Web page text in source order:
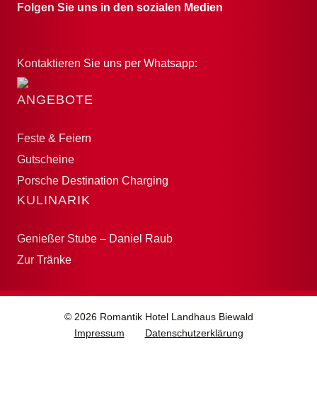
Folgen Sie uns in den sozialen Medien
Kontaktieren Sie uns per Whatsapp:
ANGEBOTE
Feste & Feiern
Gutscheine
Porsche Destination Charging
KULINARIK
Genießer Stube – Daniel Raub
Zur Tränke
© 2026 Romantik Hotel Landhaus Biewald
Impressum
Datenschutzerklärung